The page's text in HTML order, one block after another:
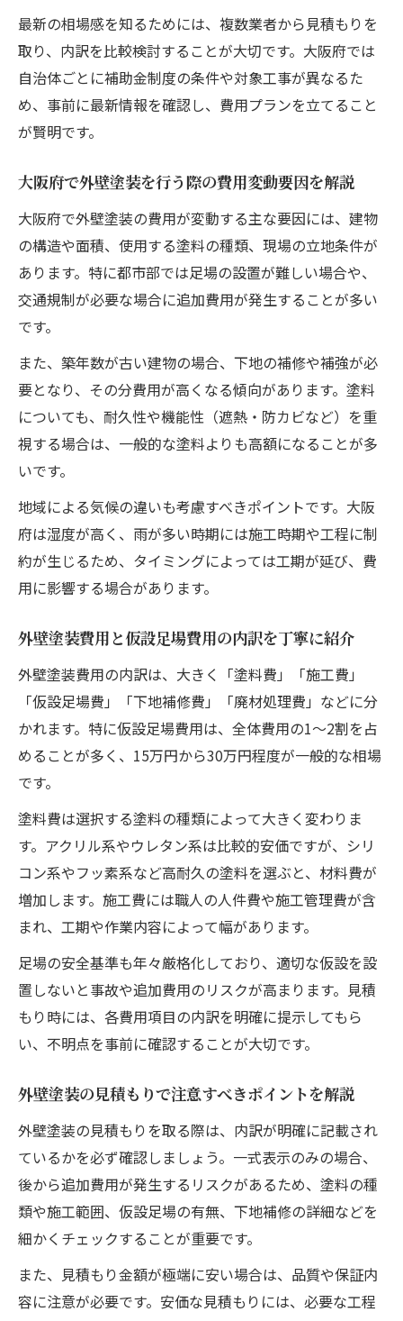
仮設足場込みで見る外壁塗装プランの考え方
仮設足場を含む外壁塗装プランの基本構成
とは
外壁塗装の仮設費用を抑えるための工夫を
紹介
方法
外壁塗装と仮設計画を両立させるポイント
仮設足場込みで見積もる外壁塗装費用の考
え方
省エネ補助金の最新活用術と塗装工事の実例
方法
省エネ補助金を最大限に活かす外壁塗装術
外壁塗装の省エネ化で得られる補助金の具
体例
用法
省エネ補助金を活用した外壁塗装の流れ
外壁塗装で損しない色選びのポイントを伝授
外壁塗装で後悔しない色選びの基本を解説
外壁塗装の色選びで避けたい失敗例と対策
外壁塗装の色選びで景観に調和させるコツ
外壁塗装の色でやめたほうがいい色の特徴
費用削減を目指す外壁塗装予算の立て方
外壁塗装で賢く予算を組むためのコツを紹
介
仮設や塗料の選び方で外壁塗装費用を抑え
る
外壁塗装の見積もり比較で費用を削減する
方法
外壁塗装費用の内訳を把握し無駄を省くポ
イント
最新の相場感を知るためには、複数業者から見積もりを
取り、内訳を比較検討することが大切です。大阪府では
自治体ごとに補助金制度の条件や対象工事が異なるた
め、事前に最新情報を確認し、費用プランを立てること
が賢明です。
大阪府で外壁塗装を行う際の費用変動要因を解説
大阪府で外壁塗装の費用が変動する主な要因には、建物
の構造や面積、使用する塗料の種類、現場の立地条件が
あります。特に都市部では足場の設置が難しい場合や、
交通規制が必要な場合に追加費用が発生することが多い
です。
また、築年数が古い建物の場合、下地の補修や補強が必
要となり、その分費用が高くなる傾向があります。塗料
についても、耐久性や機能性（遮熱・防カビなど）を重
視する場合は、一般的な塗料よりも高額になることが多
いです。
地域による気候の違いも考慮すべきポイントです。大阪
府は湿度が高く、雨が多い時期には施工時期や工程に制
約が生じるため、タイミングによっては工期が延び、費
用に影響する場合があります。
外壁塗装費用と仮設足場費用の内訳を丁寧に紹介
外壁塗装費用の内訳は、大きく「塗料費」「施工費」
「仮設足場費」「下地補修費」「廃材処理費」などに分
かれます。特に仮設足場費用は、全体費用の1～2割を占
めることが多く、15万円から30万円程度が一般的な相場
です。
塗料費は選択する塗料の種類によって大きく変わりま
す。アクリル系やウレタン系は比較的安価ですが、シリ
コン系やフッ素系など高耐久の塗料を選ぶと、材料費が
増加します。施工費には職人の人件費や施工管理費が含
まれ、工期や作業内容によって幅があります。
足場の安全基準も年々厳格化しており、適切な仮設を設
置しないと事故や追加費用のリスクが高まります。見積
もり時には、各費用項目の内訳を明確に提示してもら
い、不明点を事前に確認することが大切です。
外壁塗装の見積もりで注意すべきポイントを解説
外壁塗装の見積もりを取る際は、内訳が明確に記載され
ているかを必ず確認しましょう。一式表示のみの場合、
後から追加費用が発生するリスクがあるため、塗料の種
類や施工範囲、仮設足場の有無、下地補修の詳細などを
細かくチェックすることが重要です。
また、見積もり金額が極端に安い場合は、品質や保証内
容に注意が必要です。安価な見積もりには、必要な工程